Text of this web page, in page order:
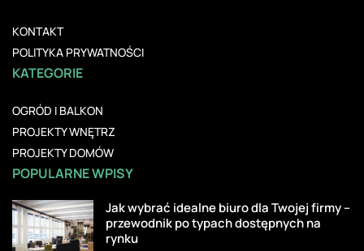
KONTAKT
POLITYKA PRYWATNOŚCI
KATEGORIE
OGRÓD I BALKON
PROJEKTY WNĘTRZ
PROJEKTY DOMÓW
POPULARNE WPISY
Jak wybrać idealne biuro dla Twojej firmy –
przewodnik po typach dostępnych na
rynku